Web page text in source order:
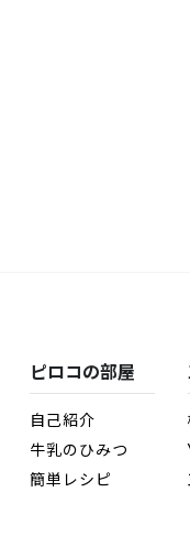
ピロコの部屋
自己紹介
牛乳のひみつ
簡単レシピ